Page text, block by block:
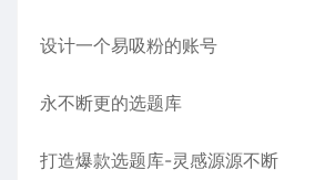
设计一个易吸粉的账号
永不断更的选题库
打造爆款选题库-灵感源源不断